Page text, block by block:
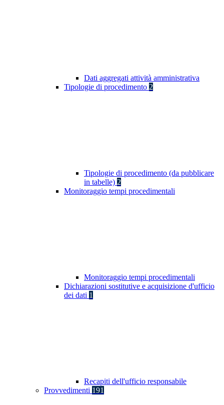
Dati aggregati attività amministrativa
Tipologie di procedimento 2
Tipologie di procedimento (da pubblicare
in tabelle) 2
Monitoraggio tempi procedimentali
Monitoraggio tempi procedimentali
Dichiarazioni sostitutive e acquisizione d'ufficio
dei dati 1
Recapiti dell'ufficio responsabile
Provvedimenti 191